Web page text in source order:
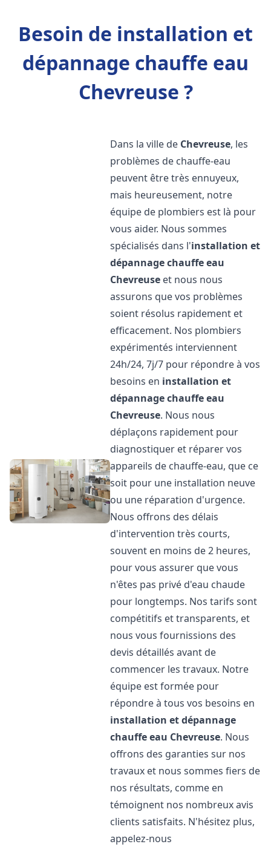
Besoin de installation et
dépannage chauffe eau
Chevreuse ?
Dans la ville de Chevreuse, les
problèmes de chauffe-eau
peuvent être très ennuyeux,
mais heureusement, notre
équipe de plombiers est là pour
vous aider. Nous sommes
spécialisés dans l'installation et
dépannage chauffe eau
Chevreuse et nous nous
assurons que vos problèmes
soient résolus rapidement et
efficacement. Nos plombiers
expérimentés interviennent
24h/24, 7j/7 pour répondre à vos
besoins en installation et
dépannage chauffe eau
Chevreuse. Nous nous
déplaçons rapidement pour
diagnostiquer et réparer vos
appareils de chauffe-eau, que ce
soit pour une installation neuve
ou une réparation d'urgence.
Nous offrons des délais
d'intervention très courts,
souvent en moins de 2 heures,
pour vous assurer que vous
n'êtes pas privé d'eau chaude
pour longtemps. Nos tarifs sont
compétitifs et transparents, et
nous vous fournissions des
devis détaillés avant de
commencer les travaux. Notre
équipe est formée pour
répondre à tous vos besoins en
installation et dépannage
chauffe eau Chevreuse. Nous
offrons des garanties sur nos
travaux et nous sommes fiers de
nos résultats, comme en
témoignent nos nombreux avis
clients satisfaits. N'hésitez plus,
appelez-nous